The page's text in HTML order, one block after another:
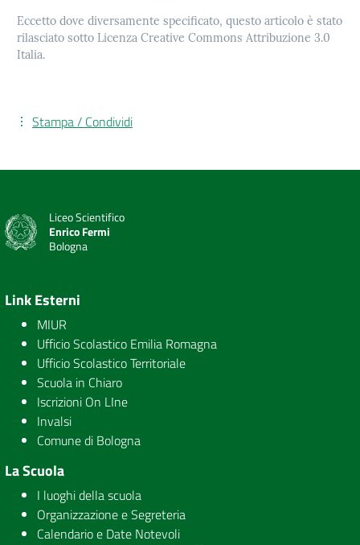
Eccetto dove diversamente specificato, questo articolo è stato
rilasciato sotto Licenza Creative Commons Attribuzione 3.0
Italia.
Stampa / Condividi
Liceo Scientifico
Enrico Fermi
Bologna
Link Esterni
MIUR
Ufficio Scolastico Emilia Romagna
Ufficio Scolastico Territoriale
Scuola in Chiaro
Iscrizioni On LIne
Invalsi
Comune di Bologna
La Scuola
I luoghi della scuola
Organizzazione e Segreteria
Calendario e Date Notevoli